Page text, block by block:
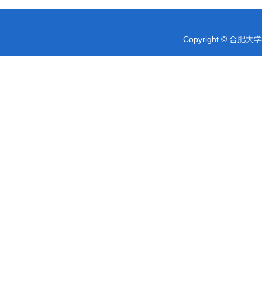
Copyright © 合肥大